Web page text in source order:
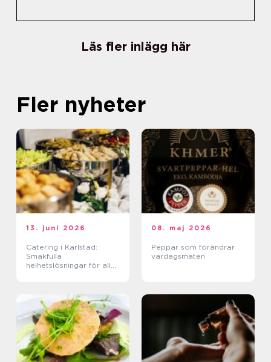
Läs fler inlägg här
Fler nyheter
13. juni 2026
Catering i Karlstad:
Smakfulla
helhetslösningar för alla
08. maj 2026
Peppar som förändrar
vardagsmaten